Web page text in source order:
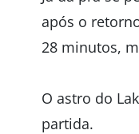
após o
28 minutos,
O astro do
partida.